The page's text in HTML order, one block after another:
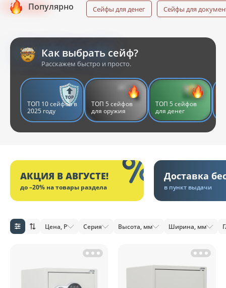
Популярно Сейфы для денег Сейфы для
Как выбрать сейф?
Расскажем быстро и просто.
ТОП 10 сейфов в
2025 году
ТОП 5 сейфов
для оружия
ТОП 5 сейфов
для денег
АКЦИЯ В АВГУСТЕ!
до –20% на товары раздела
Доставка
в пункт выдачи
Цена, Р Серия Высота, мм Ширина, мм